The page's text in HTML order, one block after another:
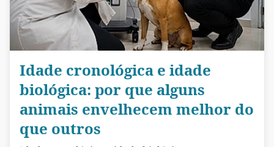
Idade cronológica e idade
biológica: por que alguns
animais envelhecem melhor do
que outros